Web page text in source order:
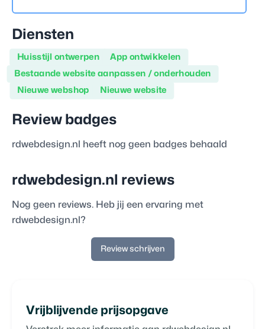
Diensten
Huisstijl ontwerpen App ontwikkelen
Bestaande website aanpassen / onderhouden
Nieuwe webshop Nieuwe website
Review badges
rdwebdesign.nl heeft nog geen badges behaald
rdwebdesign.nl reviews
Nog geen reviews. Heb jij een ervaring met
rdwebdesign.nl ?
Review schrijven
Vrijblijvende prijsopgave